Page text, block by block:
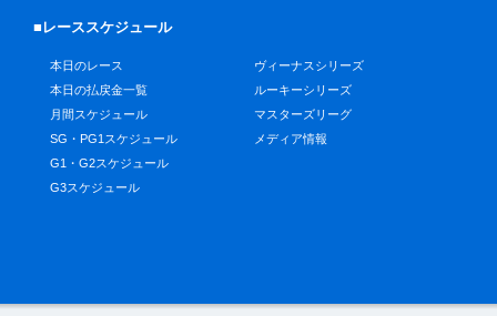
■レーススケジュール
本日のレース
本日の払戻金一覧
月間スケジュール
SG・PG1スケジュール
G1・G2スケジュール
G3スケジュール
ヴィーナスシリーズ
ルーキーシリーズ
マスターズリーグ
メディア情報